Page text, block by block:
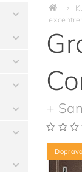
obchodu
+